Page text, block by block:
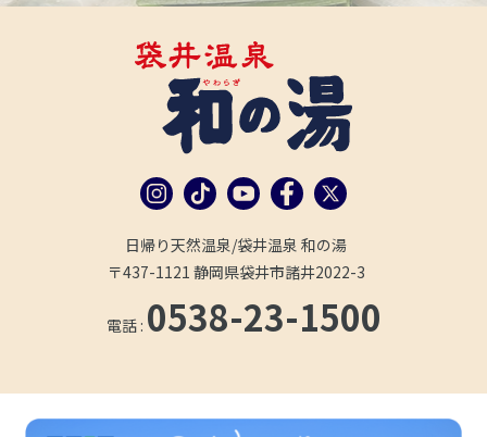
日帰り天然温泉/袋井温泉 和の湯
〒437-1121 静岡県袋井市諸井2022-3
電話 : 0538-23-1500